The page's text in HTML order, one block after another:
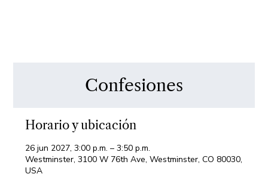
Confesiones
Horario y ubicación
26 jun 2027, 3:00 p.m. – 3:50 p.m.
Westminster, 3100 W 76th Ave, Westminster, CO 80030,
USA